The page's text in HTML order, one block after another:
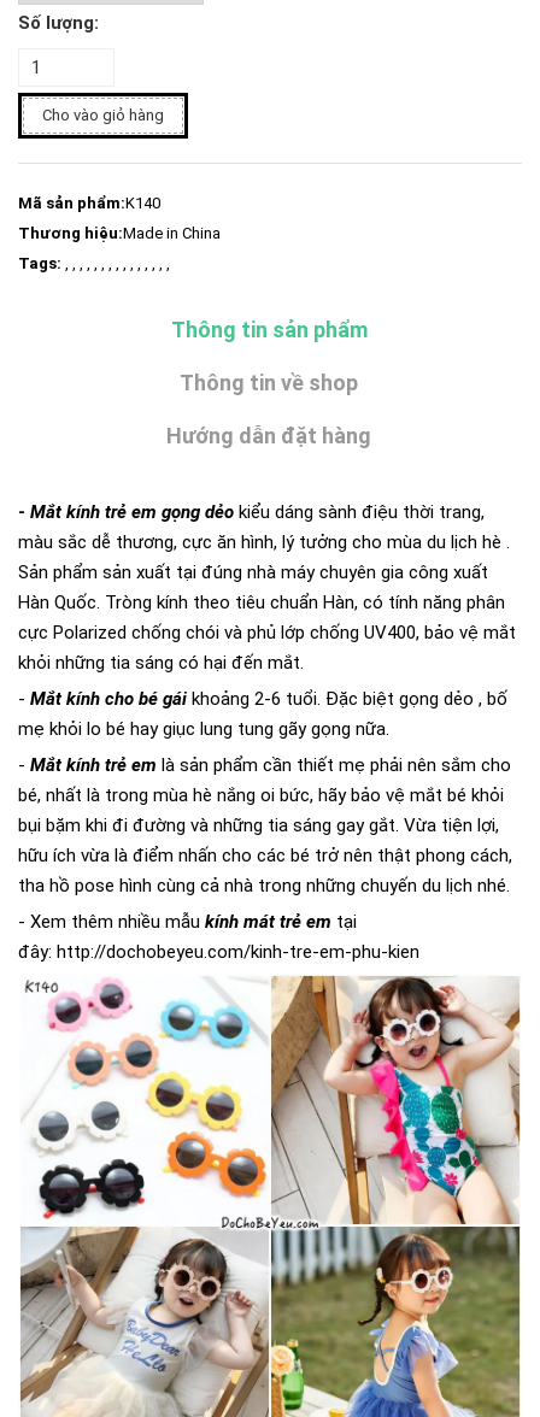
Số lượng:
Cho vào giỏ hàng
Mã sản phẩm:K140
Thương hiệu:Made in China
Tags: , , , , , , , , , , , , , , ,
Thông tin sản phẩm
Thông tin về shop
Hướng dẫn đặt hàng
- Mắt kính trẻ em gọng dẻo kiểu dáng sành điệu thời trang,
màu sắc dễ thương, cực ăn hình, lý tưởng cho mùa du lịch hè .
Sản phẩm sản xuất tại đúng nhà máy chuyên gia công xuất
Hàn Quốc. Tròng kính theo tiêu chuẩn Hàn, có tính năng phân
cực Polarized chống chói và phủ lớp chống UV400, bảo vệ mắt
khỏi những tia sáng có hại đến mắt.
- Mắt kính cho bé gái khoảng 2-6 tuổi. Đặc biệt gọng dẻo , bố
mẹ khỏi lo bé hay giục lung tung gãy gọng nữa.
- Mắt kính trẻ em là sản phẩm cần thiết mẹ phải nên sắm cho
bé, nhất là trong mùa hè nắng oi bức, hãy bảo vệ mắt bé khỏi
bụi bặm khi đi đường và những tia sáng gay gắt. Vừa tiện lợi,
hữu ích vừa là điểm nhấn cho các bé trở nên thật phong cách,
tha hồ pose hình cùng cả nhà trong những chuyến du lịch nhé.
- Xem thêm nhiều mẫu kính mát trẻ em tại
đây: http://dochobeyeu.com/kinh-tre-em-phu-kien